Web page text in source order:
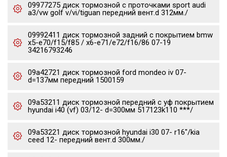
09977275 диск тормозной c проточками sport audi
a3/vw golf v/vi/tiguan передний вент.d 312мм./
09992411 диск тормозной задний с покрытием bmw
x5-e70/f15/f85 / x6-e71/e72/f16/86 07-19
34216793246
09a42721 диск тормозной ford mondeo iv 07-
d=137мм передний 1500159
09a53211 диск тормозной передний с уф покрытием
hyundai i40 (vf) 03/12- d=300мм 517123k110 ***/
09a53221 диск тормозной hyundai i30 07- r16"/kia
ceed 12- передний вент.d 300мм./